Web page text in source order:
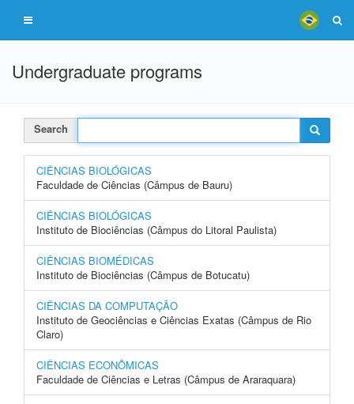
Undergraduate programs
Search
CIÊNCIAS BIOLÓGICAS
Faculdade de Ciências (Câmpus de Bauru)
CIÊNCIAS BIOLÓGICAS
Instituto de Biociências (Câmpus do Litoral Paulista)
CIÊNCIAS BIOMÉDICAS
Instituto de Biociências (Câmpus de Botucatu)
CIÊNCIAS DA COMPUTAÇÃO
Instituto de Geociências e Ciências Exatas (Câmpus de Rio
Claro)
CIÊNCIAS ECONÔMICAS
Faculdade de Ciências e Letras (Câmpus de Araraquara)